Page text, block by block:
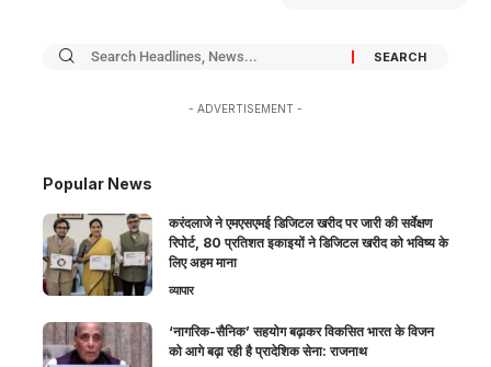
- ADVERTISEMENT -
Popular News
करंदलाजे ने एमएसएमई डिजिटल खरीद पर जारी की सर्वेक्षण
रिपोर्ट, 80 प्रतिशत इकाइयों ने डिजिटल खरीद को भविष्य के
लिए अहम माना
व्यापार
‘नागरिक-सैनिक’ सहयोग बढ़ाकर विकसित भारत के विजन
को आगे बढ़ा रही है प्रादेशिक सेना: राजनाथ